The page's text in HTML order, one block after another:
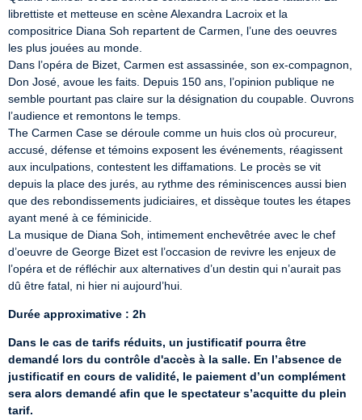
librettiste et metteuse en scène Alexandra Lacroix et la
compositrice Diana Soh repartent de Carmen, l’une des oeuvres
les plus jouées au monde.
Dans l’opéra de Bizet, Carmen est assassinée, son ex-compagnon,
Don José, avoue les faits. Depuis 150 ans, l’opinion publique ne
semble pourtant pas claire sur la désignation du coupable. Ouvrons
l’audience et remontons le temps.
The Carmen Case se déroule comme un huis clos où procureur,
accusé, défense et témoins exposent les événements, réagissent
aux inculpations, contestent les diffamations. Le procès se vit
depuis la place des jurés, au rythme des réminiscences aussi bien
que des rebondissements judiciaires, et dissèque toutes les étapes
ayant mené à ce féminicide.
La musique de Diana Soh, intimement enchevêtrée avec le chef
d’oeuvre de George Bizet est l’occasion de revivre les enjeux de
l’opéra et de réfléchir aux alternatives d’un destin qui n’aurait pas
dû être fatal, ni hier ni aujourd’hui.
Durée approximative : 2h
Dans le cas de tarifs réduits, un justificatif pourra être
demandé lors du contrôle d'accès à la salle. En l’absence de
justificatif en cours de validité, le paiement d’un complément
sera alors demandé afin que le spectateur s’acquitte du plein
tarif.